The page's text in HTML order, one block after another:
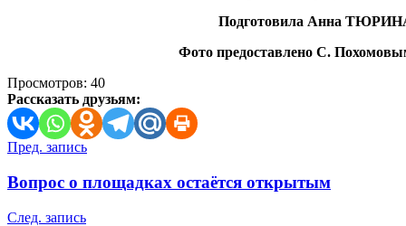
Подготовила Анна
Фото предоставлено С.
Просмотров: 40
Рассказать друзьям:
Навигация
по
записям
Пред. запись
Вопрос о площадках остаётся открытым
След. запись